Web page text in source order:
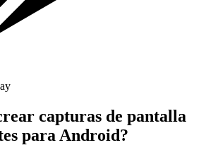
capturas de pantalla
para Android?